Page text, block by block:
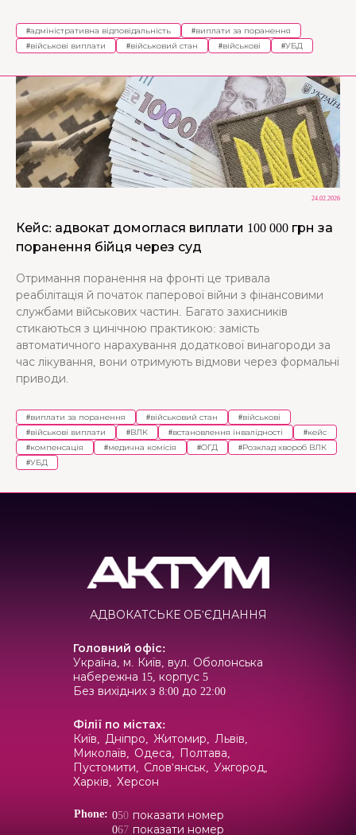
#адміністративна відповідальність #виплати за поранення
#військові виплати #військовий стан #військові #УБД
24.02.2026
Кейс: адвокат домоглася виплати 100 000 грн за
поранення бійця через суд
Отримання поранення на фронті це тривала
реабілітація й початок паперової війни з фінансовими
службами військових частин. Багато захисників
стикаються з цинічною практикою: замість
автоматичного нарахування додаткової винагороди за
час лікування, вони отримують відмови через формальні
приводи.
#виплати за поранення #військовий стан #військові
#військові виплати #ВЛК #встановлення інвалідності #кейс
#компенсація #медична комісія #ОГД #Розклад хвороб ВЛК
#УБД
АДВОКАТСЬКЕ ОБ'ЄДНАННЯ
Головний офіс:
Україна, м. Київ, вул. Оболонська
набережна 15, корпус 5
Без вихідних з 8:00 до 22:00
Філії по містах:
Київ, Дніпро, Житомир, Львів,
Миколаїв, Одеса,
Полтава,
Пустомити, Слов'янськ, Ужгород,
Харків, Херсон
Phone: 050 показати номер
067 показати номер